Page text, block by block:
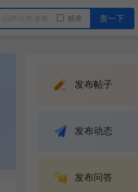
精准 查一下
发布帖子
发布动态
发布问答